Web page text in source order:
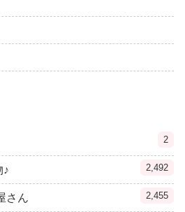
2
♪ 2,492
さん 2,455